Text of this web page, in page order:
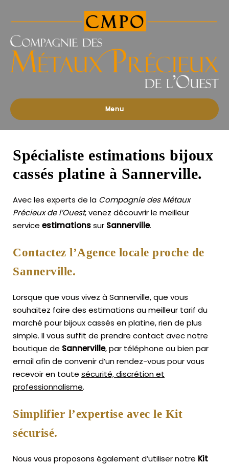
des
Précieux
l'Ouest
Menu
Spécialiste estimations bijoux
cassés platine à Sannerville.
Avec les experts de la Compagnie des Métaux
Précieux de l’Ouest, venez découvrir le meilleur
service estimationssur Sannerville.
Contactez l’Agence locale proche de
Sannerville.
Lorsque que vous vivez à Sannerville, que vous
souhaitez faire des estimations au meilleur tarif du
marché pour bijoux cassés en platine, rien de plus
simple. Il vous suffit de prendre contact avec notre
boutique de Sannerville, par téléphone ou bien par
email afin de convenir d’un rendez-vous pour vous
recevoir en toute sécurité, discrétion et
professionnalisme.
Simplifier l’expertise avec le Kit
sécurisé.
Nous vous proposons également d’utiliser notre Kit